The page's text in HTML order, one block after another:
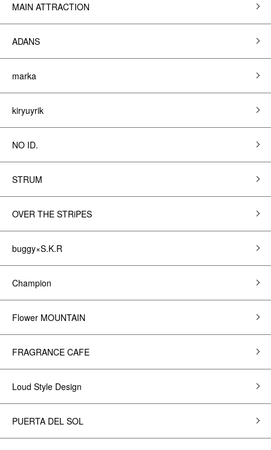
MAIN ATTRACTION
ADANS
marka
kiryuyrik
NO ID.
STRUM
OVER THE STRiPES
buggy×S.K.R
Champion
Flower MOUNTAIN
FRAGRANCE CAFE
Loud Style Design
PUERTA DEL SOL